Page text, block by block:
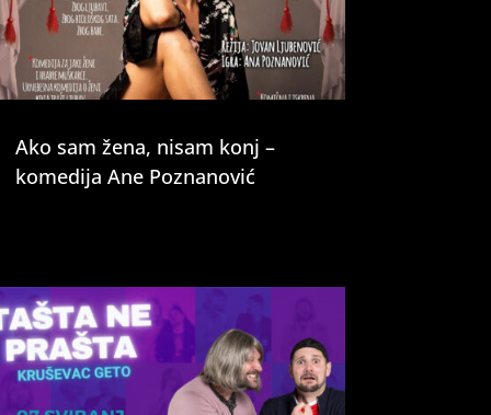
Ako sam žena, nisam konj –
komedija Ane Poznanović